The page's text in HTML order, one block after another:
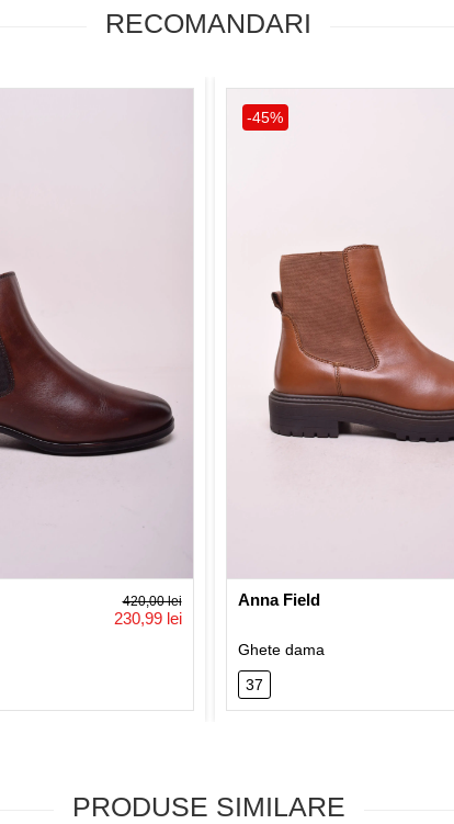
RECOMANDARI
420,00 lei
230,99 lei
-45%
Anna Field
Ghete dama
37
PRODUSE SIMILARE